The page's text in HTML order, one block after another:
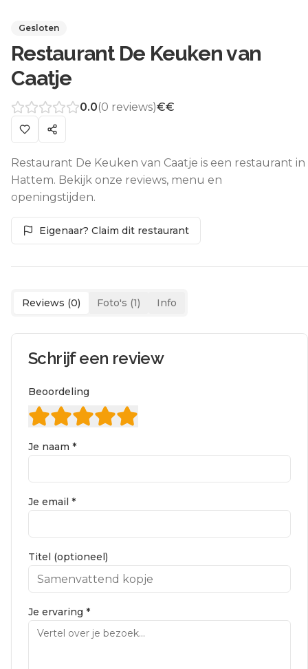
Gesloten
Restaurant De Keuken van
Caatje
0.0(0 reviews)€€
Restaurant De Keuken van Caatje is een restaurant in
Hattem. Bekijk onze reviews, menu en
openingstijden.
Eigenaar? Claim dit restaurant
Reviews (0) Foto's (1) Info
Schrijf een review
Beoordeling
Je naam *
Je email *
Titel (optioneel)
Je ervaring *